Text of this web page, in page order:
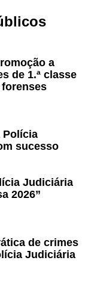
a
de 1.ª classe
Polícia
sucesso
Judiciária
2026”
de crimes
Judiciária